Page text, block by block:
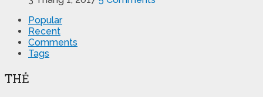
Popular
Recent
Comments
Tags
THẺ